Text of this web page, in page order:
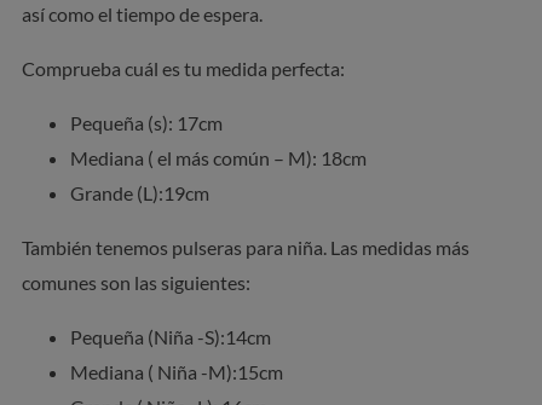
así como el tiempo de espera.
Comprueba cuál es tu medida perfecta:
Pequeña (s): 17cm
Mediana ( el más común – M): 18cm
Grande (L):19cm
También tenemos pulseras para niña. Las medidas más
comunes son las siguientes:
Pequeña (Niña -S):14cm
Mediana ( Niña -M):15cm